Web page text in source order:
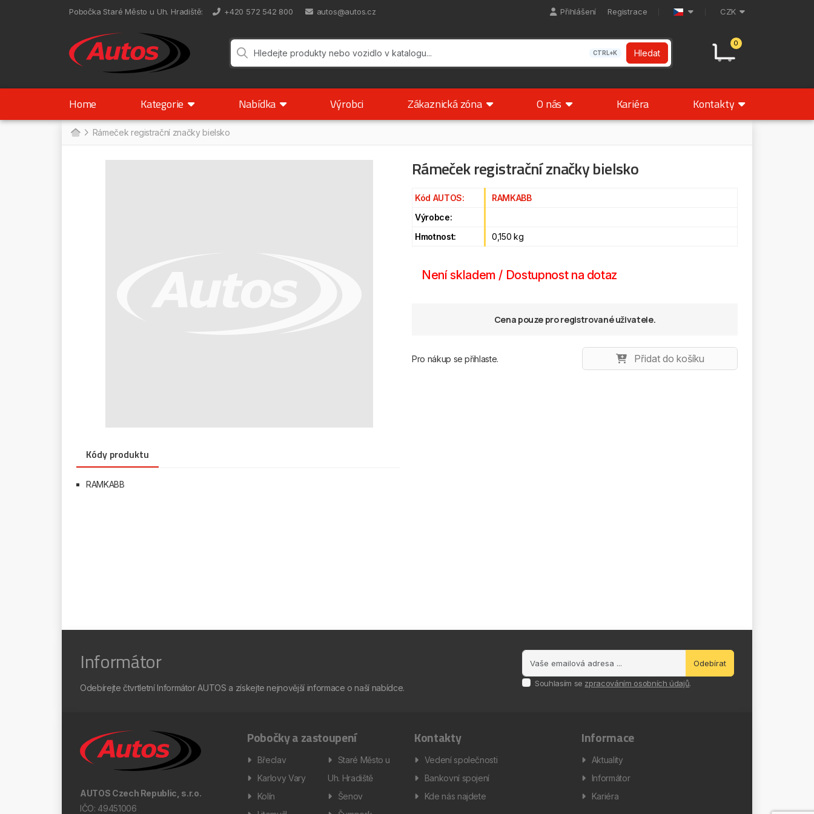
Pobočka Staré Město u Uh. Hradiště: +420 572 542 800 autos@autos.cz Přihlášení Registrace CZK
0
CTRL+K Hledat
Home Kategorie Nabídka Výrobci Zákaznická zóna O nás Kariéra Kontakty
Rámeček registrační značky bielsko
Rámeček registrační značky bielsko
Kód AUTOS:
RAMKABB
Výrobce:
Hmotnost:
0,150 kg
Není skladem / Dostupnost na dotaz
Cena pouze pro registrované uživatele.
Pro nákup se přihlaste. Přidat do košíku
Kódy produktu
RAMKABB
Informátor
Odebírejte čtvrtletní Informátor AUTOS a získejte nejnovější informace o naší nabídce.
Odebírat
Souhlasím se zpracováním osobních údajů.
AUTOS Czech Republic, s.r.o.
IČO: 49451006
Pobočky a zastoupení
Břeclav
Karlovy Vary
Kolín
Staré Město u
Uh. Hradiště
Šenov
Kontakty
Vedení společnosti
Bankovní spojení
Kde nás najdete
Informace
Aktuality
Informátor
Kariéra